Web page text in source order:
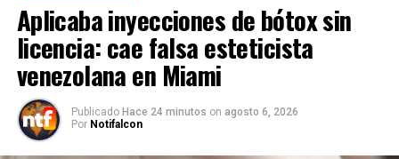
Aplicaba inyecciones de bótox sin
licencia: cae falsa esteticista
venezolana en Miami
Publicado Hace 24 minutos on agosto 6, 2026
Por Notifalcon